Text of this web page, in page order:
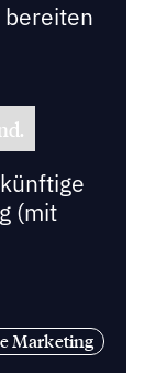
bereiten
(mit
Marketing